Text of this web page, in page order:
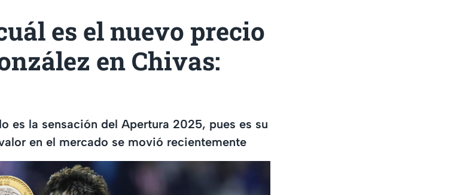
es el nuevo precio
en Chivas:
es la sensación del Apertura 2025, pues es su
en el mercado se movió recientemente